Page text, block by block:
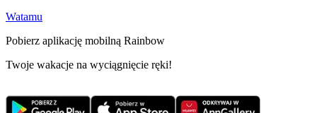
Watamu
Pobierz aplikację mobilną Rainbow
Twoje wakacje na wyciągnięcie ręki!